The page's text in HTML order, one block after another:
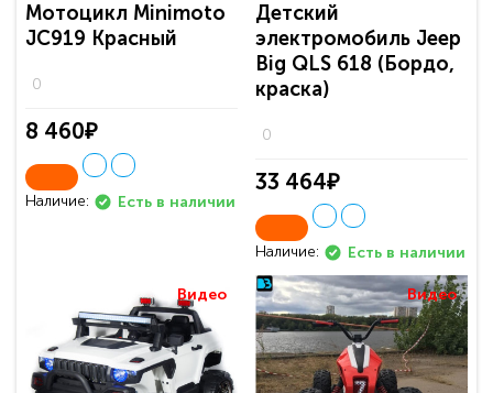
Мотоцикл Minimoto
JC919 Красный
0
8 460₽
Наличие: Есть в наличии
Детский
электромобиль Jeep
Big QLS 618 (Бордо,
краска)
0
33 464₽
Наличие: Есть в наличии
Видео Видео